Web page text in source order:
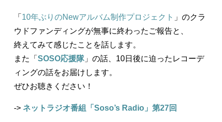
「 10年ぶりのNewアルバム制作プロジェクト 」のクラ
ウドファンディングが無事に終わったご報告と、
終えてみて感じたことを話します。
また「 SOSO応援隊」の話、10日後に迫ったレコーデ
ィングの話をお届けします。
ぜひお聴きください！
-> ネットラジオ番組「Soso’s Radio」第27回